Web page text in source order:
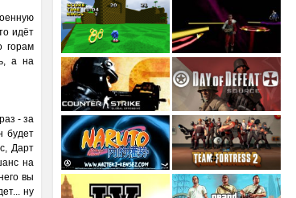
идёт
горам
а на
- за
будет
Дарт
на
вы
ну